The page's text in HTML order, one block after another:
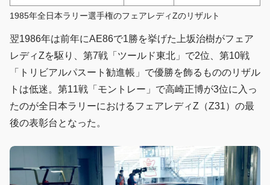
1985年全日本ラリー選手権のフェアレディZのリザルト
翌1986年は前年にAE86で1勝を挙げた上坂治樹がフェア
レディZを駆り、第7戦「ツールド東北」で2位、第10戦
「トリビアルパスート勧進帳」で優勝を飾るもののリザル
トは低迷。第11戦「モントレー」で高崎正博が3位に入っ
たのが全日本ラリーにおけるフェアレディZ（Z31）の最
後の表彰台となった。